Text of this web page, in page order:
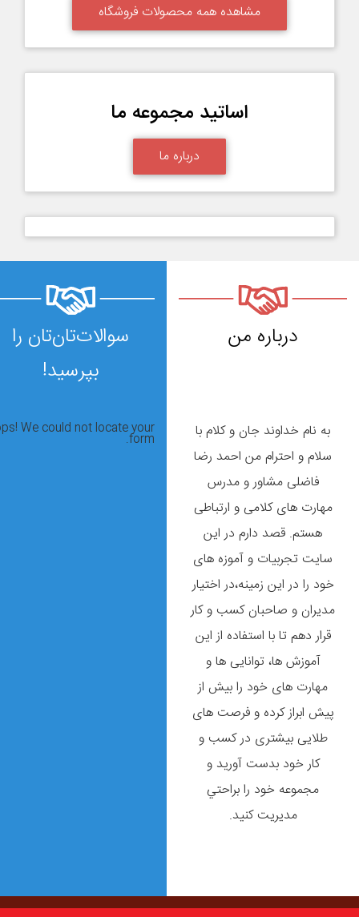
مشاهده همه محصولات فروشگاه
اساتید مجموعه ما
درباره ما
درباره من
به نام خداوند جان و کلام با
سلام و احترام من احمد رضا
فاضلی مشاور و مدرس
مهارت های کلامی و ارتباطی
هستم. قصد دارم در این
سایت تجربیات و آموزه های
خود را در این زمینه،در اختیار
مديران و صاحبان كسب و كار
قرار دهم تا با استفاده از این
آموزش ها، توانایی ها و
مهارت های خود را بیش از
پیش ابراز کرده و فرصت های
طلایی بیشتری در کسب و
کار خود بدست آورید و
مجموعه خود را براحتي
مديريت كنيد.
سوالات‌تان‌تان را
بپرسید!
We could not locate your
form.